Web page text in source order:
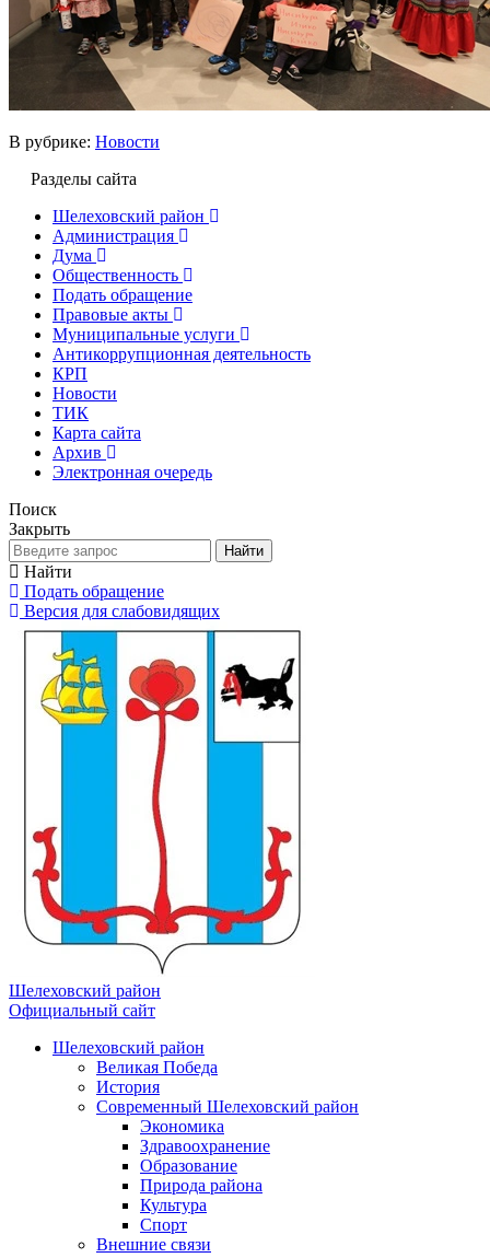
В рубрике: Новости
Разделы сайта
Шелеховский район
Администрация
Дума
Общественность
Подать обращение
Правовые акты
Муниципальные услуги
Антикоррупционная деятельность
КРП
Новости
ТИК
Карта сайта
Архив
Электронная очередь
Поиск
Закрыть
Найти
Найти
Подать обращение
Версия для слабовидящих
Шелеховский район
Официальный сайт
Шелеховский район
Великая Победа
История
Современный Шелеховский район
Экономика
Здравоохранение
Образование
Природа района
Культура
Спорт
Внешние связи